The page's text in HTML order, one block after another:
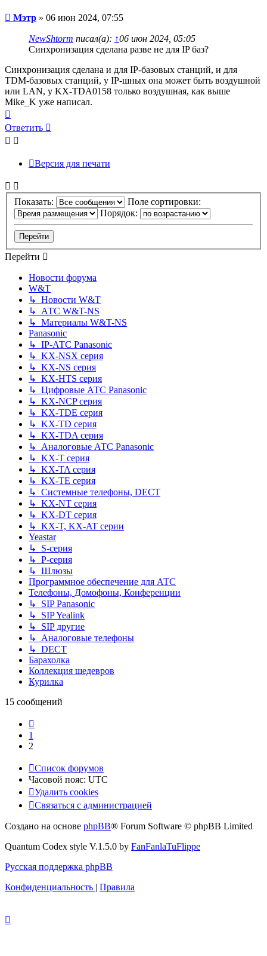
Сообщение
Мэтр » 06 июн 2024, 07:55
NewShtorm писал(а): ↑06 июн 2024, 05:05
Синхронизация сделана разве не для IP баз?
Синхронизация сделана и для IP-базовых станций, и для
TDM-базовых станций, у IP-шных она может быть воздушной
или LAN, у KX-TDA0158 только воздушная, как выше
Mike_K уже написал.
к
началу
Ответить
Версия для печати
Показать:
Поле сортировки:
Порядок:
Перейти
Новости форума
W&T
↳ Новости W&T
↳ АТС W&T-NS
↳ Материалы W&T-NS
Panasonic
↳ IP-АТС Panasonic
↳ KX-NSX серия
↳ KX-NS серия
↳ KX-HTS серия
↳ Цифровые АТС Panasonic
↳ KX-NCP серия
↳ KX-TDE серия
↳ KX-TD серия
↳ KX-TDA серия
↳ Аналоговые АТС Panasonic
↳ KX-T серия
↳ KX-TA серия
↳ KX-TE серия
↳ Системные телефоны, DECT
↳ KX-NT серия
↳ KX-DT серия
↳ KX-T, KX-AT серии
Yeastar
↳ S-серия
↳ P-серия
↳ Шлюзы
Программное обеспечение для АТС
Телефоны, Домофоны, Конференции
↳ SIP Panasonic
↳ SIP Yealink
↳ SIP другие
↳ Аналоговые телефоны
↳ DECT
Барахолка
Коллекция шедевров
Курилка
15 сообщений
1
2
Список форумов
Часовой пояс: UTC
Удалить cookies
Связаться с администрацией
Создано на основе phpBB® Forum Software © phpBB Limited
Quantum Codex style V.1.5.0 by FanFanlaTuFlippe
Русская поддержка phpBB
Конфиденциальность | Правила